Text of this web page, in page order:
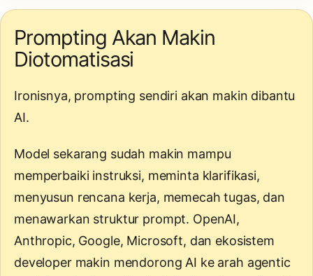
Prompting Akan Makin
Diotomatisasi
Ironisnya, prompting sendiri akan makin dibantu
AI.
Model sekarang sudah makin mampu
memperbaiki instruksi, meminta klarifikasi,
menyusun rencana kerja, memecah tugas, dan
menawarkan struktur prompt. OpenAI,
Anthropic, Google, Microsoft, dan ekosistem
developer makin mendorong AI ke arah agentic